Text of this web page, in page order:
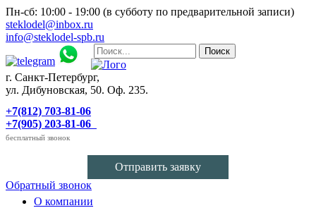
Пн-сб: 10:00 - 19:00 (в субботу по предварительной записи)
steklodel@inbox.ru
info@steklodel-spb.ru
г. Санкт-Петербург,
ул. Дибуновская, 50. Оф. 235.
+7(812) 703-81-06
+7(905) 203-81-06
бесплатный звонок
Отправить заявку
Обратный звонок
О компании